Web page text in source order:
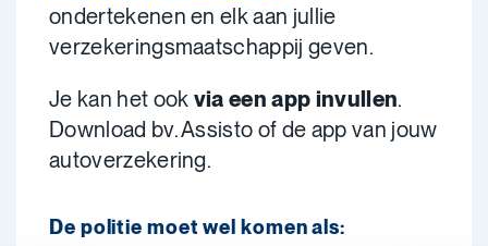
ondertekenen en elk aan jullie
verzekeringsmaatschappij geven.
Je kan het ook via een app invullen.
Download bv. Assisto of de app van jouw
autoverzekering.
De politie moet wel komen als: